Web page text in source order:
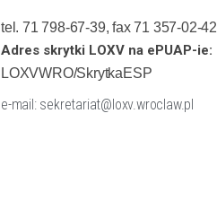
tel. 71 798-67-39, fax 71 357-02-42
Adres skrytki LOXV na ePUAP-ie:
LOXVWRO/SkrytkaESP
e-mail: sekretariat@loxv.wroclaw.pl